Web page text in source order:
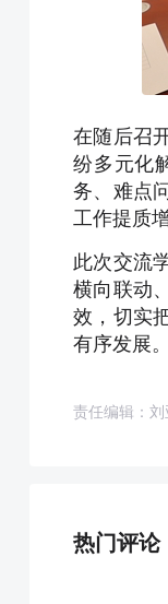
在随后召
纷多元化
务、难点
工作提质
此次交流
横向联动
效，切实
有序发展。
责任编辑：刘
热门评论